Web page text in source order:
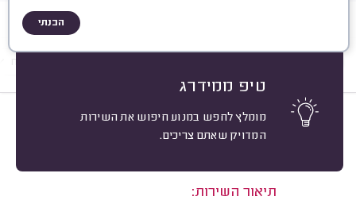
הבנתי
טיפ ממידרג
מומלץ לחפש במנוע חיפוש את השירות
המדויק שאתם צריכים.
התקנות במטבח
מזי בראל, רמת גן.
אשרור: 11/11/2024
תיאור השירות:
10